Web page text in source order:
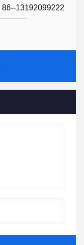
86--13192099222